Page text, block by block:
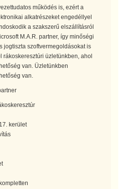
működés is, ezért a
alkatrészeket engedéllyel
a szakszerű elszállításról
M.A.R. partner, így minőségi
jogtiszta szoftvermegoldásokat is
rákoskeresztúri üzletünkben, ahol
van. Üzletünkben
van.
kerület